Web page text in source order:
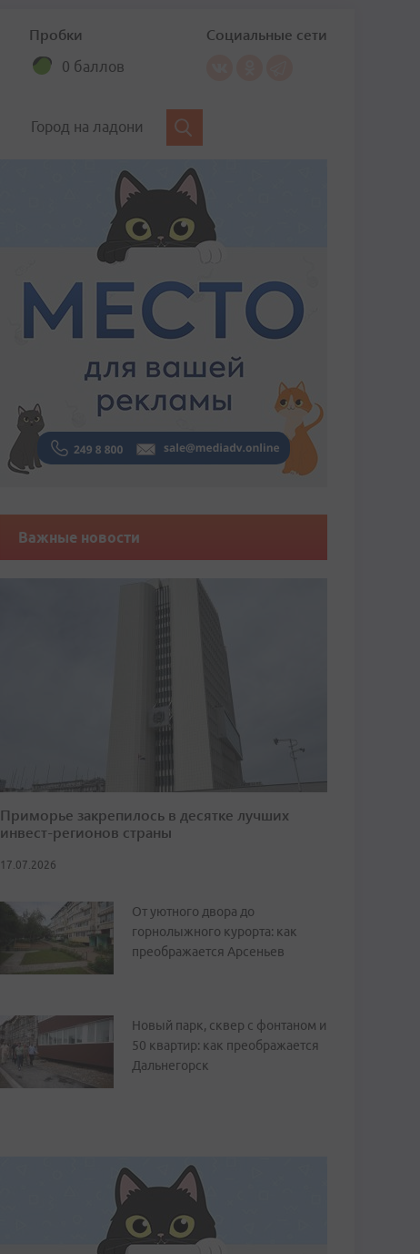
Пробки
0 баллов
Социальные сети
Город на ладони
Важные новости
Приморье закрепилось в десятке лучших
инвест-регионов страны
17.07.2026
От уютного двора до
горнолыжного курорта: как
преображается Арсеньев
Новый парк, сквер с фонтаном и
50 квартир: как преображается
Дальнегорск